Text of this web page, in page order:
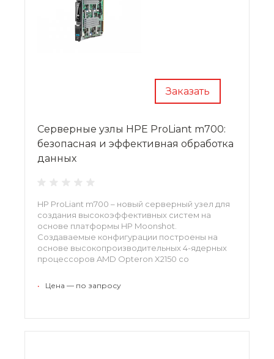
Заказать
Серверные узлы HPE ProLiant m700:
безопасная и эффективная обработка
данных
HP ProLiant m700 – новый серверный узел для
создания высокоэффективных систем на
основе платформы HP Moonshot.
Создаваемые конфигурации построены на
основе высокопроизводительных 4-ядерных
процессоров AMD Opteron X2150 со
графики и видео в режиме реального времени.
• Цена — по запросу